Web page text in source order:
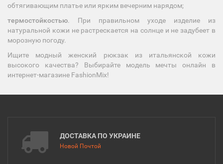
обтягивающим платье или ярким вечерним нарядом;
термостойкостью. При правильном уходе изделие из
натуральной кожи не растрескается на солнце и не задубеет в
морозную погоду.
Ищите модный женский рюкзак из итальянской кожи
высокого качества? Выбирайте модель мечты онлайн в
интернет-магазине FashionMix!
ДОСТАВКА ПО УКРАИНЕ
Новой Почтой